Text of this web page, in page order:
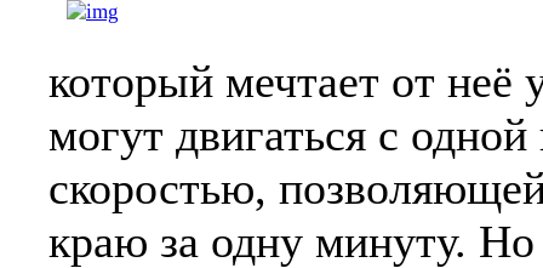
который мечтает от неё
могут двигаться с
скоростью,
краю за одну минуту. Но